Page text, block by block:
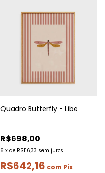
Quadro Butterfly - Libe
R$698,00
6 x de R$116,33 sem juros
R$642,16 com Pix